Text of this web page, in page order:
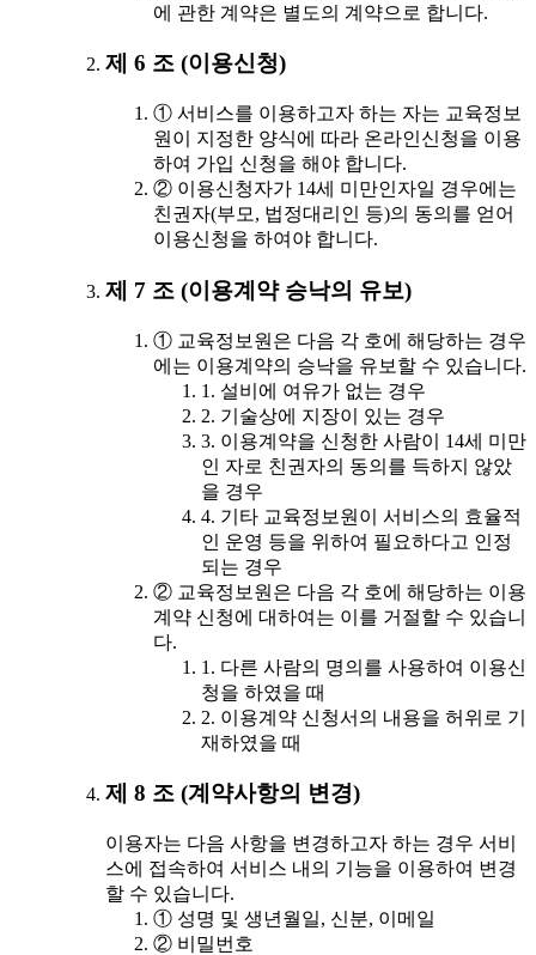
에 관한 계약은 별도의 계약으로 합니다.
제 6 조 (이용신청)
① 서비스를 이용하고자 하는 자는 교육정보
원이 지정한 양식에 따라 온라인신청을 이용
하여 가입 신청을 해야 합니다.
② 이용신청자가 14세 미만인자일 경우에는
친권자(부모, 법정대리인 등)의 동의를 얻어
이용신청을 하여야 합니다.
제 7 조 (이용계약 승낙의 유보)
① 교육정보원은 다음 각 호에 해당하는 경우
에는 이용계약의 승낙을 유보할 수 있습니다.
1. 설비에 여유가 없는 경우
2. 기술상에 지장이 있는 경우
3. 이용계약을 신청한 사람이 14세 미만
인 자로 친권자의 동의를 득하지 않았
을 경우
4. 기타 교육정보원이 서비스의 효율적
인 운영 등을 위하여 필요하다고 인정
되는 경우
② 교육정보원은 다음 각 호에 해당하는 이용
계약 신청에 대하여는 이를 거절할 수 있습니
다.
1. 다른 사람의 명의를 사용하여 이용신
청을 하였을 때
2. 이용계약 신청서의 내용을 허위로 기
재하였을 때
제 8 조 (계약사항의 변경)
이용자는 다음 사항을 변경하고자 하는 경우 서비
스에 접속하여 서비스 내의 기능을 이용하여 변경
할 수 있습니다.
① 성명 및 생년월일, 신분, 이메일
② 비밀번호